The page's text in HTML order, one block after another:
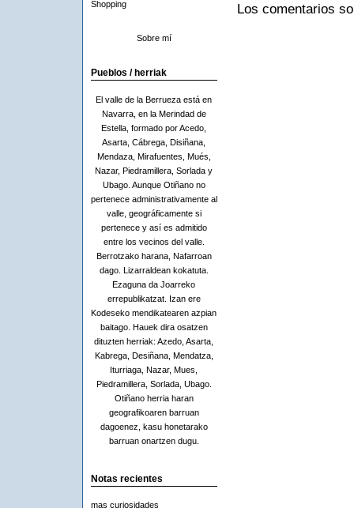
Shopping
Sobre mí
Pueblos / herriak
El valle de la Berrueza está en
Navarra, en la Merindad de
Estella, formado por Acedo,
Asarta, Cábrega, Disiñana,
Mendaza, Mirafuentes, Mués,
Nazar, Piedramillera, Sorlada y
Ubago. Aunque Otiñano no
pertenece administrativamente al
valle, geográficamente si
pertenece y así es admitido
entre los vecinos del valle.
Berrotzako harana, Nafarroan
dago. Lizarraldean kokatuta.
Ezaguna da Joarreko
errepublikatzat. Izan ere
Kodeseko mendikatearen azpian
baitago. Hauek dira osatzen
dituzten herriak: Azedo, Asarta,
Kabrega, Desiñana, Mendatza,
Iturriaga, Nazar, Mues,
Piedramillera, Sorlada, Ubago.
Otiñano herria haran
geografikoaren barruan
dagoenez, kasu honetarako
barruan onartzen dugu.
Notas recientes
mas curiosidades
Los comentarios